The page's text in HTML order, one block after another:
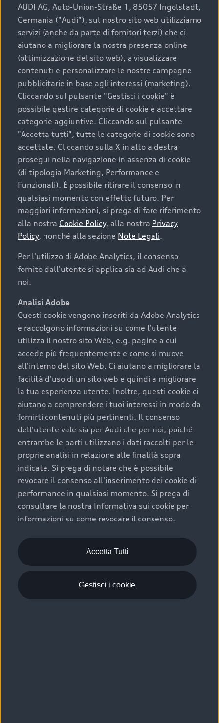
La qualità di acquistare
un’auto usata Audi
Scegliere un’auto usata è una decisione che coniuga
convenienza, affidabilità e sostenibilità. Per fare un
acquisto sicuro, è essenziale considerare aspetti
determinanti come la garanzia inclusa e l’affidabilità del
marchio. Audi offre l’auto usata perfetta tramite Audi
Prima Scelta :plus
Cosa sapere prima di
acquistare la tua prossima
auto
I requisiti fondamentali da considerare prima di
acquistare un’auto usata, oltre al prezzo e all'aspetto,
chilometraggio: un valore contenuto corrisponde a
uno stato migliore del veicolo e a una maggiore
durata nel tempo;
cronologia dei tagliandi: una documentazione
completa della vettura certifica una manutenzione
costante e accurata;
condizioni della carrozzeria e degli interni: una
buona conservazione evidenzia cura e attenzione del
precedente proprietario;
efficienza meccanica: motore, trasmissione e
componenti principali in ottimo stato garantiscono
prestazioni affidabili e sicure.
Acquistare un’auto usata in una Concessionaria ufficiale
Audi che offre l’usato garantito tramite Audi Prima
Scelta :plus, significa affidarsi ad un prodotto che viene
sottoposto a 110 controlli approfonditi e coperto da
garanzia fino a 4 anni per una maggiore tutela del tuo
acquisto.
AUDI AG, Auto-Union-Straße 1, 85057 Ingolstadt,
Germania ("Audi"), sul nostro sito web utilizziamo
servizi (anche da parte di fornitori terzi) che ci
aiutano a migliorare la nostra presenza online
(ottimizzazione del sito web), a visualizzare
contenuti e personalizzare le nostre campagne
pubblicitarie in base agli interessi (marketing).
Cliccando sul pulsante "Gestisci i cookie" è
possibile gestire categorie di cookie e accettare
categorie aggiuntive. Cliccando sul pulsante
"Accetta tutti", tutte le categorie di cookie sono
accettate. Cliccando sulla X in alto a destra
prosegui nella navigazione in assenza di cookie
(di tipologia Marketing, Performance e
Funzionali). È possibile ritirare il consenso in
qualsiasi momento con effetto futuro. Per
maggiori informazioni, si prega di fare riferimento
alla nostra Cookie Policy, alla nostra Privacy
Policy, nonché alla sezione Note Legali.
Per l'utilizzo di Adobe Analytics, il consenso
fornito dall'utente si applica sia ad Audi che a
noi.
Analisi Adobe
Questi cookie vengono inseriti da Adobe Analytics
e raccolgono informazioni su come l'utente
utilizza il nostro sito Web, e.g. pagine a cui
accede più frequentemente e come si muove
all'interno del sito Web. Ci aiutano a migliorare la
facilità d'uso di un sito web e quindi a migliorare
la tua esperienza utente. Inoltre, questi cookie ci
aiutano a comprendere i tuoi interessi in modo da
fornirti contenuti più pertinenti. Il consenso
dell'utente vale sia per Audi che per noi, poiché
entrambe le parti utilizzano i dati raccolti per le
proprie analisi in relazione alle finalità sopra
indicate. Si prega di notare che è possibile
revocare il consenso all'inserimento dei cookie di
performance in qualsiasi momento. Si prega di
consultare la nostra Informativa sui cookie per
informazioni su come revocare il consenso.
Accetta Tutti
Gestisci i cookie